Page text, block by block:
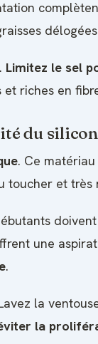
Limitez le sel
riches en
du
. Ce
toucher et très
une
.
la
la